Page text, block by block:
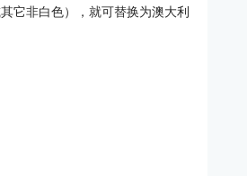
它非白色），就可替换为澳大利